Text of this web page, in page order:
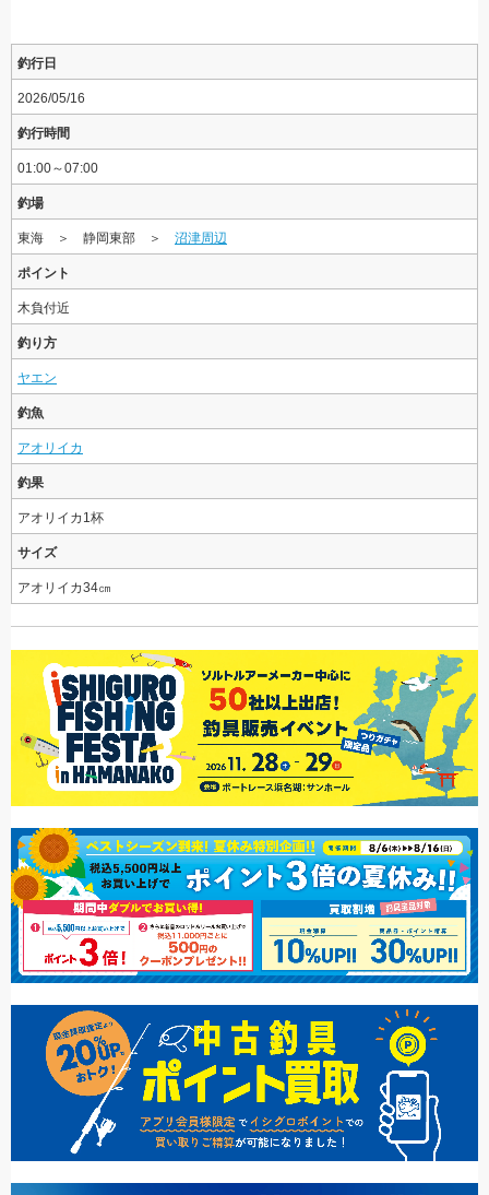
釣行日
2026/05/16
釣行時間
01:00～07:00
釣場
東海 ＞ 静岡東部 ＞ 沼津周辺
ポイント
木負付近
釣り方
ヤエン
釣魚
アオリイカ
釣果
アオリイカ1杯
サイズ
アオリイカ34㎝